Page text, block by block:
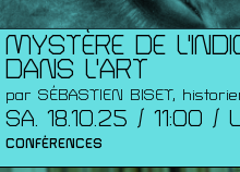
MYSTÈRE DE
DANS L'ART
par SÉBASTIEN BISET,
SA. 18.10.25 / 11:00 /
CONFÉRENCES